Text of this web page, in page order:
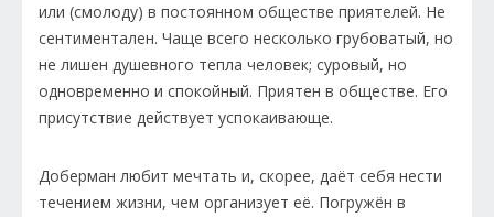
или (смолоду) в постоянном обществе приятелей. Не
сентиментален. Чаще всего несколько грубоватый, но
не лишен душевного тепла человек; суровый, но
одновременно и спокойный. Приятен в обществе. Его
присутствие действует успокаивающе.
Доберман любит мечтать и, скорее, даёт себя нести
течением жизни, чем организует её. Погружён в